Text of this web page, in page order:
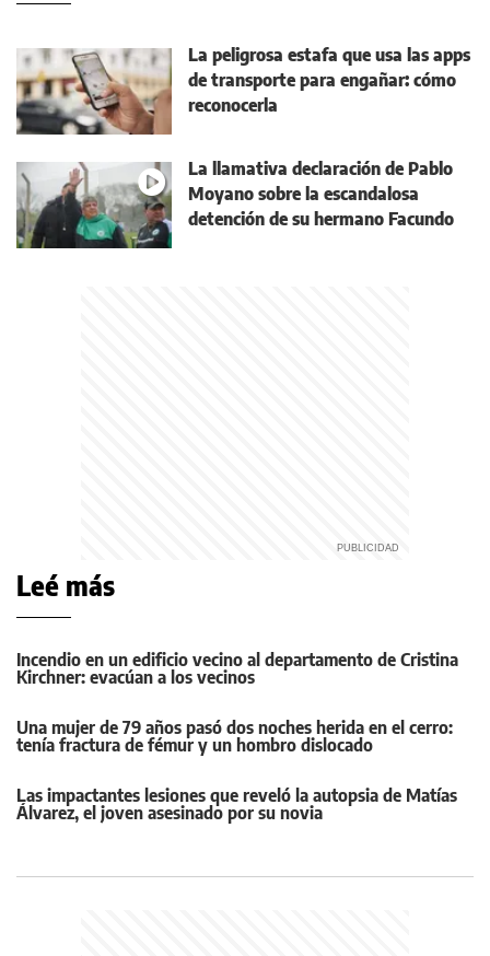
La peligrosa estafa que usa las apps
de transporte para engañar: cómo
reconocerla
La llamativa declaración de Pablo
Moyano sobre la escandalosa
detención de su hermano Facundo
Leé más
Incendio en un edificio vecino al departamento de Cristina
Kirchner: evacúan a los vecinos
Una mujer de 79 años pasó dos noches herida en el cerro:
tenía fractura de fémur y un hombro dislocado
Las impactantes lesiones que reveló la autopsia de Matías
Álvarez, el joven asesinado por su novia